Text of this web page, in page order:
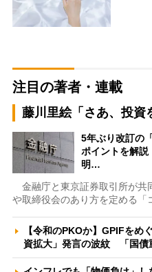
注目の著者・連載
藤川里絵「さあ、投資
5年ぶり改訂の
ポイントを解
明…
金融庁と東京証券取引所が共
や取締役会のあり方を定める
【令和のPKOか】GPIFをめ
資拡大」発言の波紋 「国